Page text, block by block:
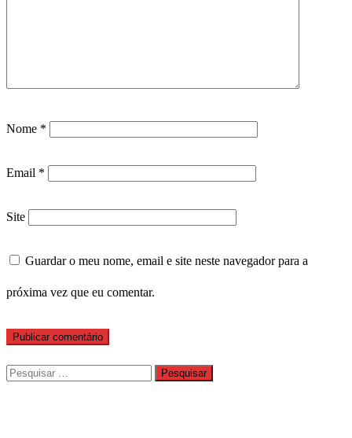
Nome *
Email *
Site
Guardar o meu nome, email e site neste navegador para a
próxima vez que eu comentar.
Pesquisar
por: